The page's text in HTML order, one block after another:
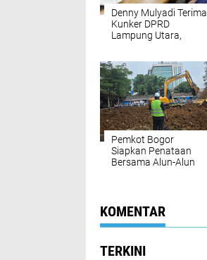
Denny Mulyadi Terima
Kunker DPRD
Lampung Utara,
Anggaran
Pemkot Bogor
Siapkan Penataan
Bersama Alun-Alun
KOMENTAR
TERKINI